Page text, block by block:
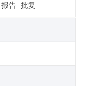
报告 批复